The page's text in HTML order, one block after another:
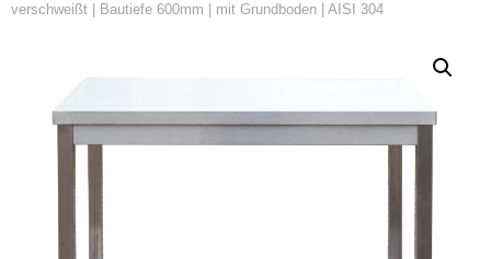
verschweißt | Bautiefe 600mm | mit Grundboden | AISI 304